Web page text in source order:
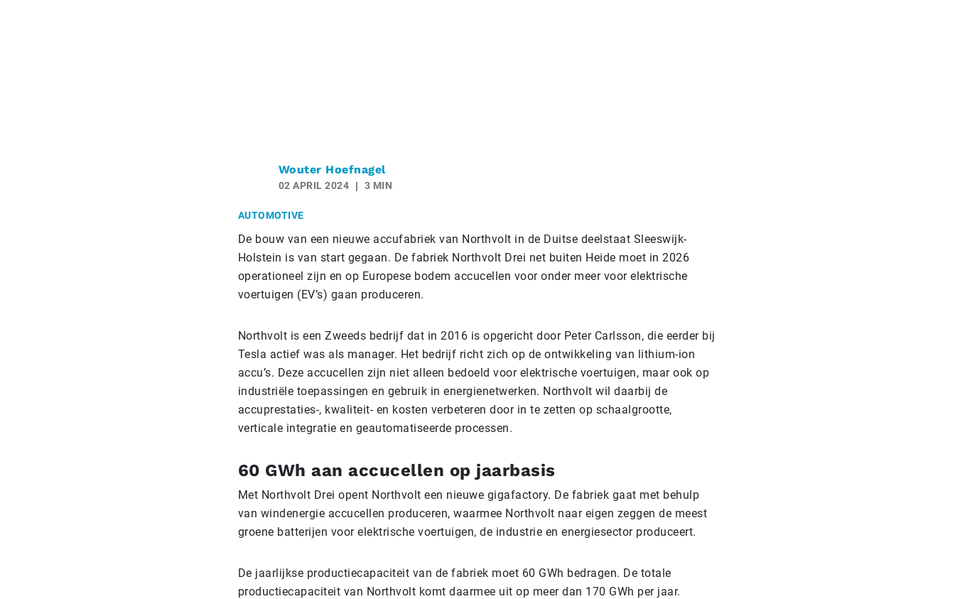
Wouter Hoefnagel
02 APRIL 2024 3 MIN
AUTOMOTIVE
De bouw van een nieuwe accufabriek van Northvolt in de Duitse deelstaat Sleeswijk-
Holstein is van start gegaan. De fabriek Northvolt Drei net buiten Heide moet in 2026
operationeel zijn en op Europese bodem accucellen voor onder meer voor elektrische
voertuigen (EV’s) gaan produceren.
Northvolt is een Zweeds bedrijf dat in 2016 is opgericht door Peter Carlsson, die eerder bij
Tesla actief was als manager. Het bedrijf richt zich op de ontwikkeling van lithium-ion
accu’s. Deze accucellen zijn niet alleen bedoeld voor elektrische voertuigen, maar ook op
industriële toepassingen en gebruik in energienetwerken. Northvolt wil daarbij de
accuprestaties-, kwaliteit- en kosten verbeteren door in te zetten op schaalgrootte,
verticale integratie en geautomatiseerde processen.
60 GWh aan accucellen op jaarbasis
Met Northvolt Drei opent Northvolt een nieuwe gigafactory. De fabriek gaat met behulp
van windenergie accucellen produceren, waarmee Northvolt naar eigen zeggen de meest
groene batterijen voor elektrische voertuigen, de industrie en energiesector produceert.
De jaarlijkse productiecapaciteit van de fabriek moet 60 GWh bedragen. De totale
productiecapaciteit van Northvolt komt daarmee uit op meer dan 170 GWh per jaar.